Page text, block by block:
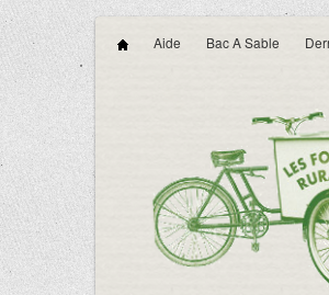
Aide Bac A Sable